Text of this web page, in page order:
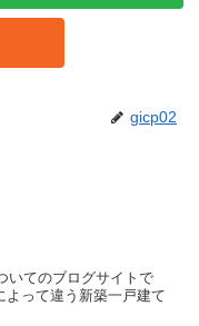
gicp02
いてのブログサイトで
って違う新築一戸建て